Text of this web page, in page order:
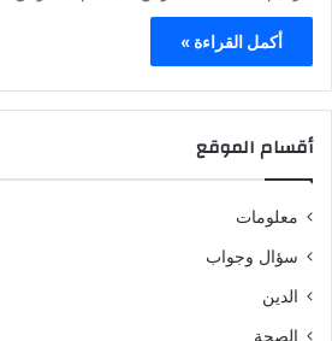
أكمل القراءة »
أقسام الموقع
معلومات
سؤال وجواب
الدين
الصحة